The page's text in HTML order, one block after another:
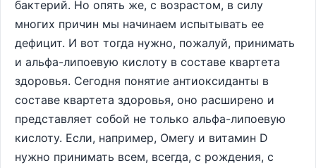
бактерий. Но опять же, с возрастом, в силу
многих причин мы начинаем испытывать ее
дефицит. И вот тогда нужно, пожалуй, принимать
и альфа-липоевую кислоту в составе квартета
здоровья. Сегодня понятие антиоксиданты в
составе квартета здоровья, оно расширено и
представляет собой не только альфа-липоевую
кислоту. Если, например, Омегу и витамин D
нужно принимать всем, всегда, с рождения, с